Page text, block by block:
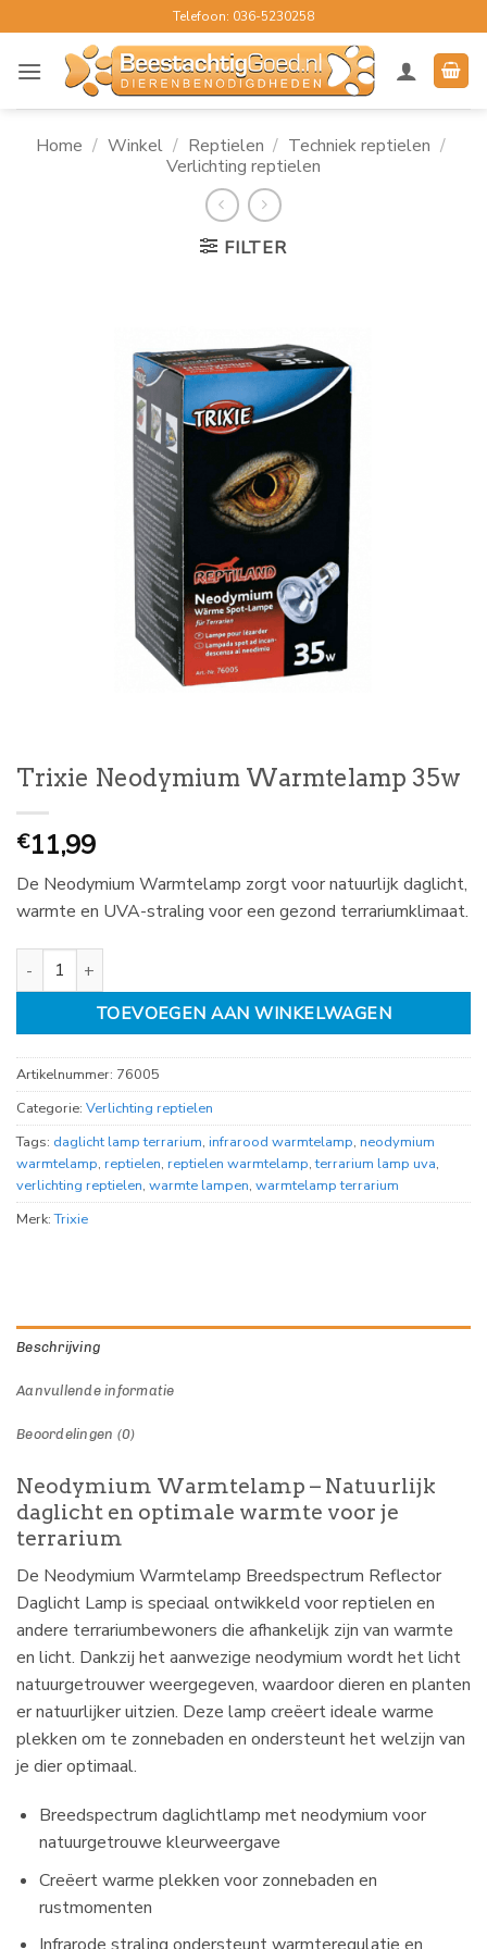
naar
inhoud
Telefoon: 036-5230258
Home / Winkel / Reptielen / Techniek reptielen /
Verlichting reptielen
FILTER
Trixie Neodymium Warmtelamp 35w
€11,99
De Neodymium Warmtelamp zorgt voor natuurlijk daglicht,
warmte en UVA-straling voor een gezond terrariumklimaat.
Trixie Neodymium Warmtelamp 35w aantal
TOEVOEGEN AAN WINKELWAGEN
Artikelnummer: 76005
Categorie: Verlichting reptielen
Tags: daglicht lamp terrarium, infrarood warmtelamp, neodymium
warmtelamp, reptielen, reptielen warmtelamp,terrarium lamp uva,
verlichting reptielen, warmte lampen, warmtelamp terrarium
Merk:Trixie
Beschrijving
Aanvullende informatie
Beoordelingen (0)
Neodymium Warmtelamp – Natuurlijk
daglicht en optimale warmte voor je
terrarium
De Neodymium Warmtelamp Breedspectrum Reflector
Daglicht Lamp is speciaal ontwikkeld voor reptielen en
andere terrariumbewoners die afhankelijk zijn van warmte
en licht. Dankzij het aanwezige neodymium wordt het licht
natuurgetrouwer weergegeven, waardoor dieren en planten
er natuurlijker uitzien. Deze lamp creëert ideale warme
plekken om te zonnebaden en ondersteunt het welzijn van
je dier optimaal.
Breedspectrum daglichtlamp met neodymium voor
natuurgetrouwe kleurweergave
Creëert warme plekken voor zonnebaden en
rustmomenten